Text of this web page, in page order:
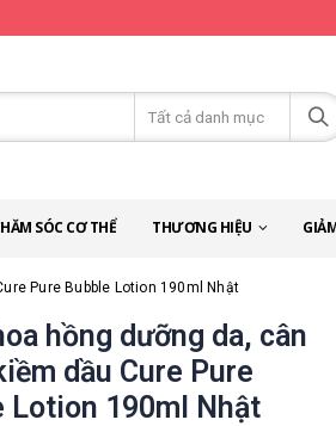
SÓC CƠ THỂ THƯƠNG HIỆU
Pure Bubble Lotion 190ml Nhật
hồng dưỡng da, cân
dầu Cure Pure
Lotion 190ml Nhật